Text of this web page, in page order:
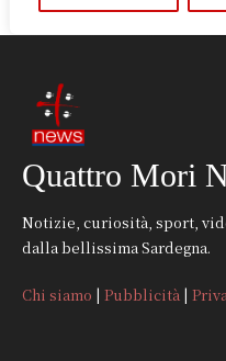
Quattro Mori
Notizie, curiosità, sport,
dalla bellissima Sardegna.
Chi siamo | Pubblicità |